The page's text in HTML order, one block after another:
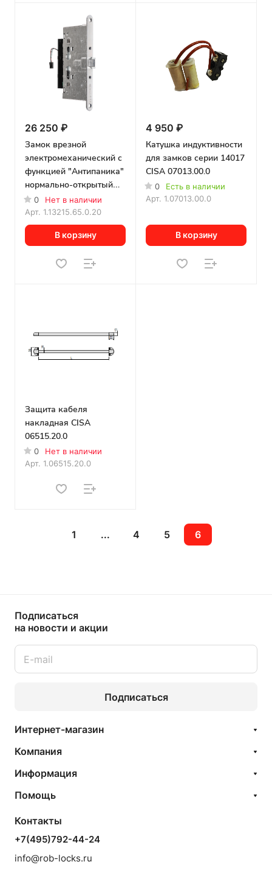
26 250 ₽
Замок врезной
электромеханический с
функцией "Антипаника"
нормально-открытый
CISA 13215.65.0.20
0
Нет в наличии
Арт. 1.13215.65.0.20
В корзину
4 950 ₽
Катушка индуктивности
для замков серии 14017
CISA 07013.00.0
0
Есть в наличии
Арт. 1.07013.00.0
В корзину
Защита кабеля
накладная CISA
06515.20.0
0
Нет в наличии
Арт. 1.06515.20.0
1 ... 4 5 6
Подписаться
на новости и акции
Подписаться
Интернет-магазин
Компания
Информация
Помощь
Контакты
+7(495)792-44-24
info@rob-locks.ru